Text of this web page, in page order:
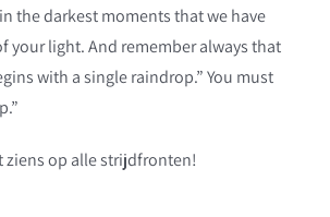
the darkest moments that we have
your light. And remember always that
with a single raindrop.” You must
ziens op alle strijdfronten!